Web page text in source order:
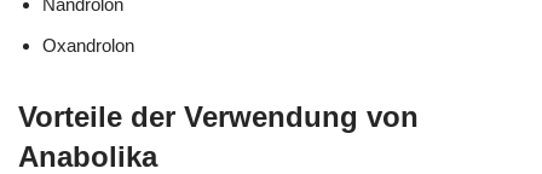
Oxandrolon
Vorteile der Verwendung von
Anabolika